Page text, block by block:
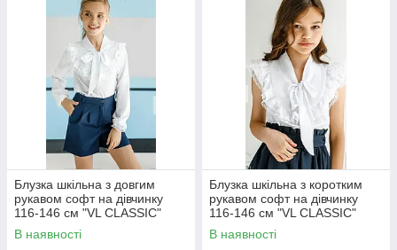
Блузка шкільна з довгим
рукавом софт на дівчинку
116-146 см "VL CLASSIC"
недорого від прямого
постачальника
В наявності
Блузка шкільна з коротким
рукавом софт на дівчинку
116-146 см "VL CLASSIC"
недорого від прямого
постачальника
В наявності